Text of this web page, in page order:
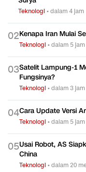
Teknologi •dalam 4 jam
02Kenapa Iran Mulai
Teknologi •dalam 5 jam
03Satelit Lampung-1
Fungsinya?
Teknologi •dalam 3 jam
04Cara Update Versi
Teknologi •dalam 5 jam
05Usai Robot, AS
China
Teknologi •dalam 20